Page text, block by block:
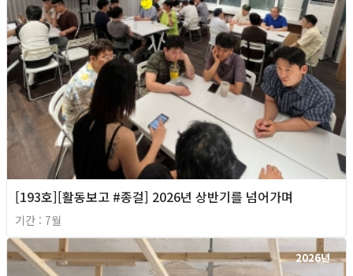
[193호][활동보고 #종걸] 2026년 상반기를 넘어가며
기간 : 7월
2026년